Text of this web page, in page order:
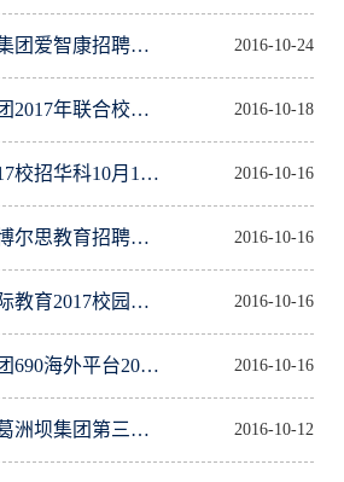
【就业】好未来集团爱智康招聘宣讲信息（10.18 晚6点半大学生活动中心A603） 2016-10-24
【就业】当代集团2017年联合校园招聘简章 2016-10-18
【就业】华数2017校招华科10月13日宣讲会信息发布申请 2016-10-16
【就业】深圳市博尔思教育招聘宣讲会 2016-10-16
【就业】美联国际教育2017校园招聘简章 2016-10-16
【就业】海尔集团690海外平台2017年未来合伙人校园计划招聘信息 2016-10-16
【就业】【中国葛洲坝集团第三工程有限公司】2017年毕业生招聘简章-华中科技大学 2016-10-12